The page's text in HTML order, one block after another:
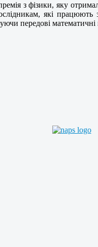
з фізики, яку
які
передові